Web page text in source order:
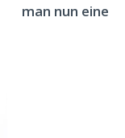
man nun eine